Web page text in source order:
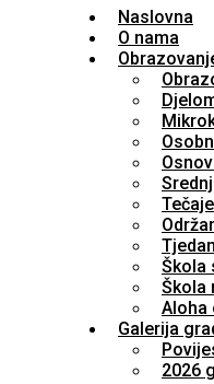
Naslovna
O nama
Škola
Škola
Aloha
Galerija
2026